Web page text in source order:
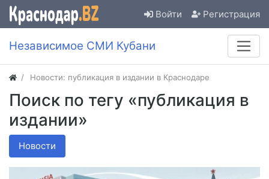
Войти Регистрация
Независимое СМИ Кубани
Новости: публикация в издании в Краснодаре
Поиск по тегу «публикация в
издании»
Новости